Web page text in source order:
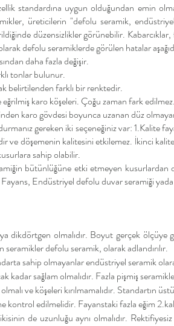
standardına uygun olduğundan emin
üreticilerin "defolu seramik,
düzensizlikler görünebilir.
defolu seramiklerde görülen hatalar
daha fazla değişir.
tonlar bulunur.
belirtilenden farklı bir renktedir.
karo köşeleri. Çoğu zaman fark edilmez.
karo gövdesi boyunca uzanan düz
gereken iki seçeneğiniz var: 1.Kalite
döşemenin kalitesini etkilemez. İkinci
sahip olabilir.
bütünlüğüne etki etmeyen kusurlardan
Endüstriyel defolu duvar seramiği
dikdörtgen olmalıdır. Boyut gerçek
seramikler defolu seramik, olarak adlandırılır.
sahip olmayanlar endüstriyel seramik
kadar sağlam olmalıdır. Fazla pişmiş
ve köşeleri kırılmamalıdır. Standartın
kontrol edilmelidir. Fayanstaki fazla eğim
de uzunluğu aynı olmalıdır.